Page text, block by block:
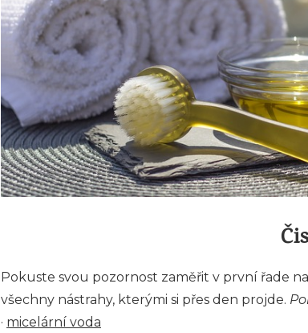
Pokuste svou pozornost zaměřit v první řade
všechny nástrahy, kterými si přes den projde.
· micelární voda